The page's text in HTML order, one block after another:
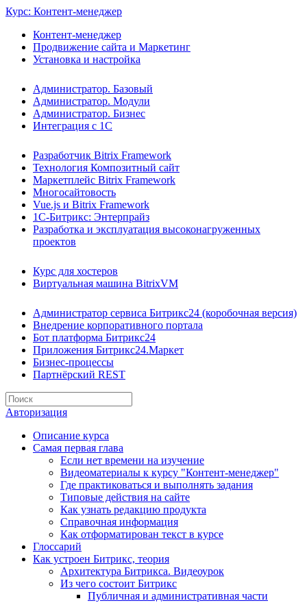
Курс: Контент-менеджер
Контент-менеджер
Продвижение сайта и Маркетинг
Установка и настройка
Администратор. Базовый
Администратор. Модули
Администратор. Бизнес
Интеграция с 1С
Разработчик Bitrix Framework
Технология Композитный сайт
Маркетплейс Bitrix Framework
Многосайтовость
Vue.js и Bitrix Framework
1С-Битрикс: Энтерпрайз
Разработка и эксплуатация высоконагруженных
проектов
Курс для хостеров
Виртуальная машина BitrixVM
Администратор сервиса Битрикс24 (коробочная версия)
Внедрение корпоративного портала
Бот платформа Битрикс24
Приложения Битрикс24.Маркет
Бизнес-процессы
Партнёрский REST
Авторизация
Описание курса
Самая первая глава
Если нет времени на изучение
Видеоматериалы к курсу "Контент-менеджер"
Где практиковаться и выполнять задания
Типовые действия на сайте
Как узнать редакцию продукта
Справочная информация
Как отформатирован текст в курсе
Глоссарий
Как устроен Битрикс, теория
Архитектура Битрикса. Видеоурок
Из чего состоит Битрикс
Публичная и административная части